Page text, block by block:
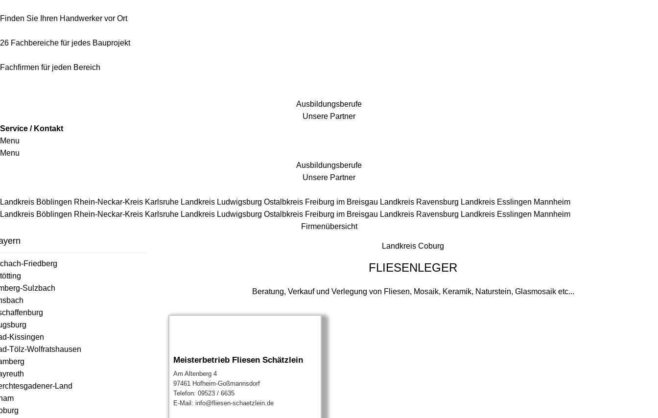
Finden Sie Ihren Handwerker vor Ort
26 Fachbereiche für jedes Bauprojekt
Fachfirmen für jeden Bereich
Ausbildungsberufe
Unsere Partner
Service / Kontakt
Menu
Menu
Ausbildungsberufe
Unsere Partner
Landkreis Böblingen Rhein-Neckar-Kreis Karlsruhe Landkreis Ludwigsburg Ostalbkreis Freiburg im Breisgau Landkreis Ravensburg Landkreis Esslingen Mannheim
Landkreis Böblingen Rhein-Neckar-Kreis Karlsruhe Landkreis Ludwigsburg Ostalbkreis Freiburg im Breisgau Landkreis Ravensburg Landkreis Esslingen Mannheim
Firmenübersicht
Friedberg
Sulzbach
Kissingen
Tölz-Wolfratshausen
Land
Landkreis Coburg
FLIESENLEGER
Beratung, Verkauf und Verlegung von Fliesen, Mosaik, Keramik, Naturstein, Glasmosaik etc...
Meisterbetrieb Fliesen Schätzlein
Am Altenberg 4
97461 Hofheim-Goßmannsdorf
Telefon: 09523 / 6635
E-Mail: info@fliesen-schaetzlein.de